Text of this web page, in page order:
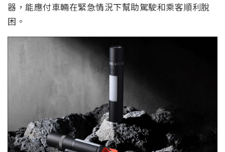
器，能應付車輛在緊急情況下幫助駕駛和乘客順利脫
困。